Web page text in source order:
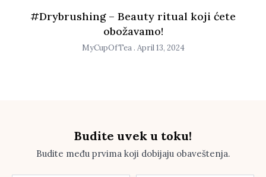
#Drybrushing – Beauty ritual koji ćete
obožavamo!
MyCupOfTea April 13, 2024
Budite uvek u toku!
Budite među prvima koji dobijaju obaveštenja.